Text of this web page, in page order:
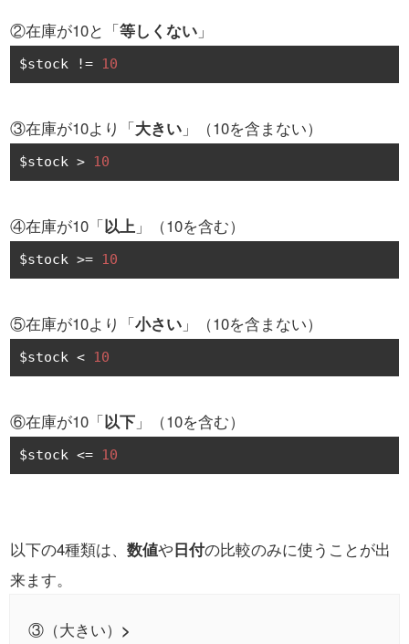
②在庫が10と「等しくない 」
$stock != 10
③在庫が10より「大きい 」（10を含まない）
$stock > 10
④在庫が10「以上 」（10を含む）
$stock >= 10
⑤在庫が10より「小さい 」（10を含まない）
$stock < 10
⑥在庫が10「以下 」（10を含む）
$stock <= 10
以下の4種類は、 数値や日付の比較のみに使うことが出
来ます。
③（大きい） >